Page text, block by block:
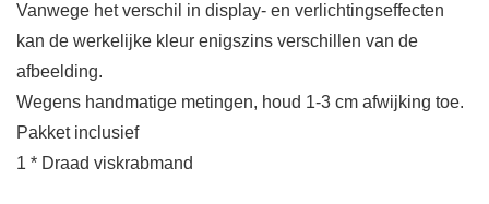
Vanwege het verschil in display- en verlichtingseffecten
kan de werkelijke kleur enigszins verschillen van de
afbeelding.
Wegens handmatige metingen, houd 1-3 cm afwijking toe.
Pakket inclusief
1 * Draad viskrabmand